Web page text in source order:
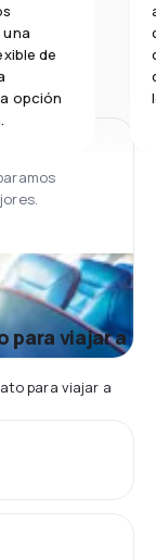
de
opción
para viajar a
para viajar a